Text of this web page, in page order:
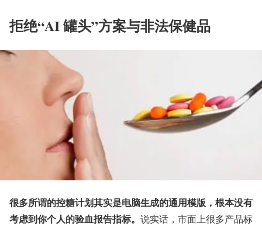
拒绝“AI 罐头”方案与非法保健品
很多所谓的控糖计划其实是电脑生成的通用模版，根本没有
考虑到你个人的验血报告指标。 说实话，市面上很多产品标